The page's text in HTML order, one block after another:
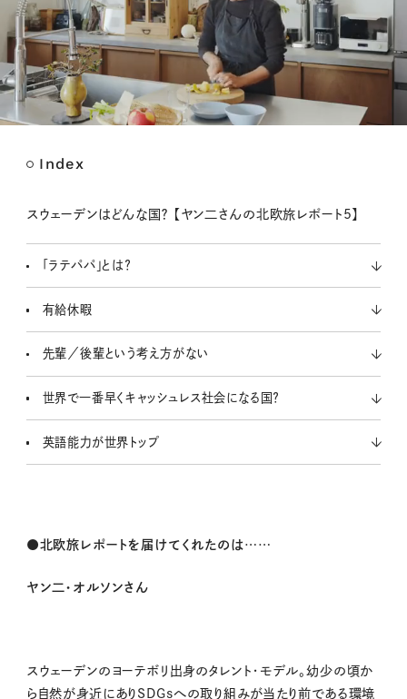
t
Index
スウェーデンはどんな国？ 【ヤン二さんの北欧旅レポート5】
「ラテパパ」とは？
有給休暇
先輩／後輩という考え方がない
世界で一番早くキャッシュレス社会になる国？
英語能力が世界トップ
●北欧旅レポートを届けてくれたのは……
ヤン二・オルソンさん
スウェーデンのヨーテボリ出身のタレント・モデル。幼少の頃か
ら自然が身近にありSDGsへの取り組みが当たり前である環境